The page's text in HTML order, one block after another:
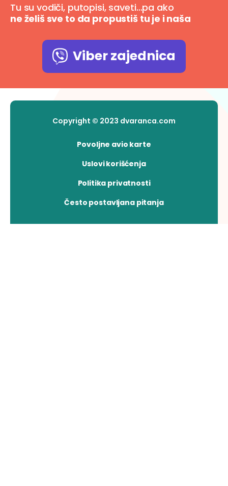
Tu su vodiči, putopisi, saveti…pa ako
ne želiš sve to da propustiš tu je i naša
Viber zajednica
Copyright © 2023 dvaranca.com
Povoljne avio karte
Uslovi korišćenja
Politika privatnosti
Često postavljana pitanja